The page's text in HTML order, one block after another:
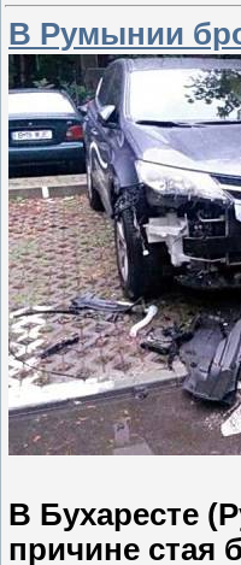
В Румынии
В Бухаресте
причине стая